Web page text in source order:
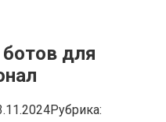
для
Рубрика: